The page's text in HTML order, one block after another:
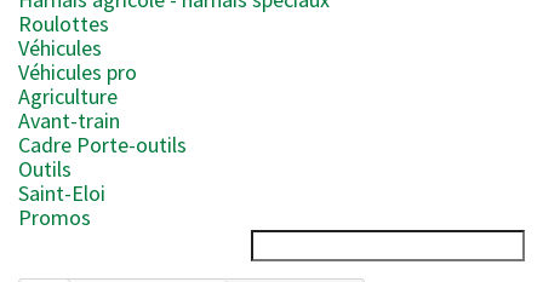
Roulottes
Véhicules
Véhicules pro
Agriculture
Avant-train
Cadre Porte-outils
Outils
Saint-Eloi
Promos